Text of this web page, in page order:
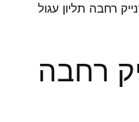
רחבה תליון עגול
רחבה